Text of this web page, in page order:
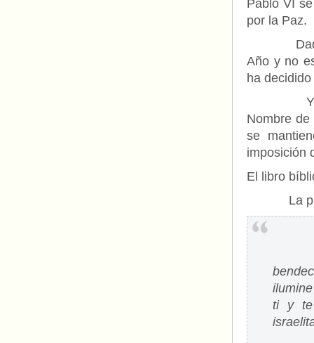
Pablo VI
por la Paz.
Dado
Año y no
ha
Y lo ha
Nombre
se
imposición
El libro
La
ti y te